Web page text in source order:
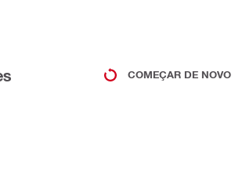
COMEÇAR DE NOVO